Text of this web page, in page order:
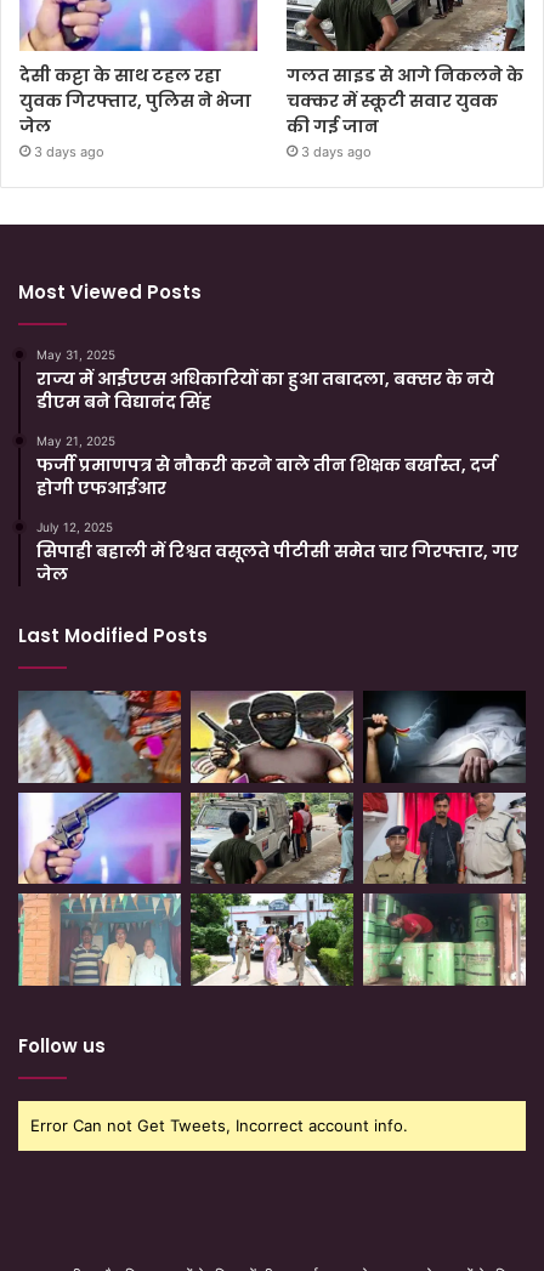
देसी कट्टा के साथ टहल रहा
युवक गिरफ्तार, पुलिस ने भेजा
जेल
3 days ago
गलत साइड से आगे निकलने के
चक्कर में स्कूटी सवार युवक
की गई जान
3 days ago
Most Viewed Posts
May 31, 2025
राज्य में आईएएस अधिकारियों का हुआ तबादला, बक्सर के नये
डीएम बने विद्यानंद सिंह
May 21, 2025
फर्जी प्रमाणपत्र से नौकरी करने वाले तीन शिक्षक बर्खास्त, दर्ज
होगी एफआईआर
July 12, 2025
सिपाही बहाली में रिश्वत वसूलते पीटीसी समेत चार गिरफ्तार, गए
जेल
Last Modified Posts
Follow us
Error Can not Get Tweets, Incorrect account info.